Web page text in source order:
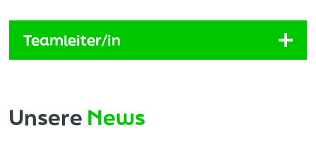
Teamleiter/in
Unsere News